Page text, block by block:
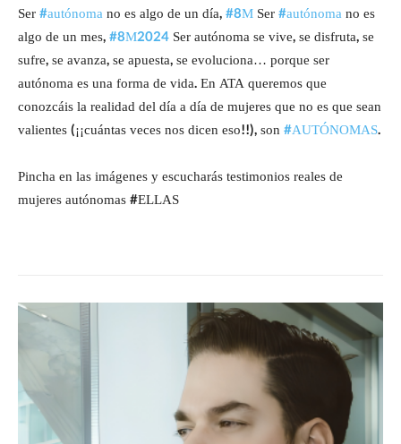
Ser#autónomano es algo de un día,#8MSer#autónomano es
algo de un mes,#8M2024Ser autónoma se vive, se disfruta, se
sufre, se avanza, se apuesta, se evoluciona… porque ser
autónoma es una forma de vida. En ATA queremos que
conozcáis la realidad del día a día de mujeres que no es que sean
valientes (¡¡cuántas veces nos dicen eso!!), son#AUTÓNOMAS.
Pincha en las imágenes y escucharás testimonios reales de
mujeres autónomas #ELLAS